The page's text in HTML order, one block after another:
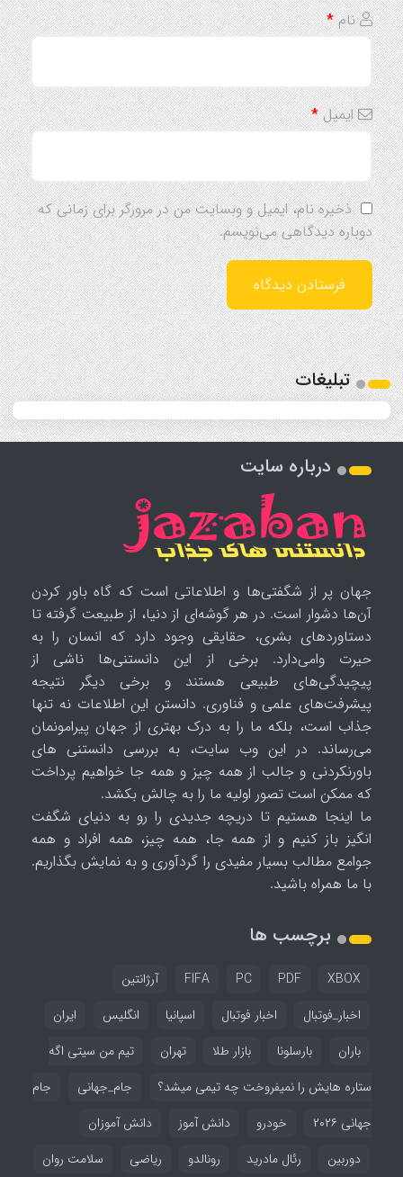
نام*
ایمیل*
ذخیره نام، ایمیل و وبسایت من در مرورگر برای زمانی که
دوباره دیدگاهی می‌نویسم.
تبلیغات
درباره سایت
جهان پر از شگفتی‌ها و اطلاعاتی است که گاه باور کردن
آن‌ها دشوار است. در هر گوشه‌ای از دنیا، از طبیعت گرفته تا
دستاوردهای بشری، حقایقی وجود دارد که انسان را به
حیرت وامی‌دارد. برخی از این دانستنی‌ها ناشی از
پیچیدگی‌های طبیعی هستند و برخی دیگر نتیجه
پیشرفت‌های علمی و فناوری. دانستن این اطلاعات نه تنها
جذاب است، بلکه ما را به درک بهتری از جهان پیرامونمان
می‌رساند. در این وب سایت، به بررسی دانستنی های
باورنکردنی و جالب از همه چیز و همه جا خواهیم پرداخت
که ممکن است تصور اولیه ما را به چالش بکشد.
ما اینجا هستیم تا دریچه جدیدی را رو به دنیای شگفت
انگیز باز کنیم و از همه جا، همه چیز، همه افراد و همه
جوامع مطالب بسیار مفیدی را گردآوری و به نمایش بگذاریم.
با ما همراه باشید.
برچسب ها
FIFA PC PDF XBOX
آرژانتین
اخبار_فوتبال
اخبار فوتبال اسپانیا انگلیس
ایران
باران
بارسلونا بازار طلا تهران
تیم من سیتی اگه
ستاره هایش را نمیفروخت چه تیمی میشد؟
جام_جهانی
جام
جهانی ۲۰۲۶
خودرو دانش آموز
دانش آموزان
دوربین
رئال مادرید رونالدو ریاضی سلامت روان